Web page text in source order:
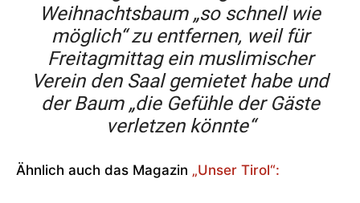
Weihnachtsbaum „so schnell wie
möglich“ zu entfernen, weil für
Freitagmittag ein muslimischer
Verein den Saal gemietet habe und
der Baum „die Gefühle der Gäste
verletzen könnte“
Ähnlich auch das Magazin „Unser Tirol“: